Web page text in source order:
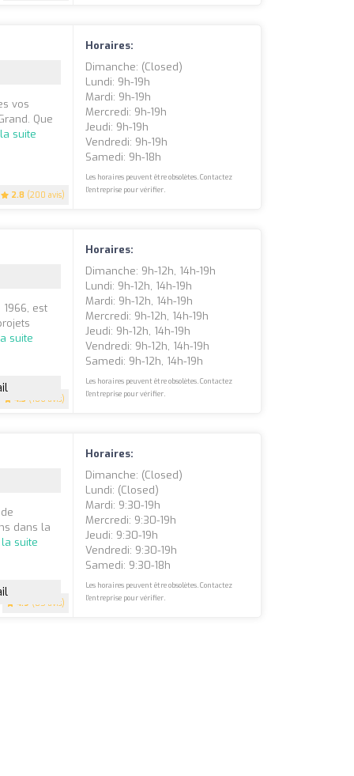
2.8 (200 avis)
vos
Que
suite
Horaires:
Dimanche: (closed)
Lundi: 9h-19h
Mardi: 9h-19h
Mercredi: 9h-19h
Jeudi: 9h-19h
Vendredi: 9h-19h
Samedi: 9h-18h
Les horaires peuvent être obsolètes. Contactez
l'entreprise pour vérifier.
4.3 (106 avis)
est
suite
Horaires:
Dimanche: 9h-12h, 14h-19h
Lundi: 9h-12h, 14h-19h
Mardi: 9h-12h, 14h-19h
Mercredi: 9h-12h, 14h-19h
Jeudi: 9h-12h, 14h-19h
Vendredi: 9h-12h, 14h-19h
Samedi: 9h-12h, 14h-19h
Les horaires peuvent être obsolètes. Contactez
l'entreprise pour vérifier.
4.9 (85 avis)
dans la
suite
Horaires:
Dimanche: (closed)
Lundi: (closed)
Mardi: 9:30-19h
Mercredi: 9:30-19h
Jeudi: 9:30-19h
Vendredi: 9:30-19h
Samedi: 9:30-18h
Les horaires peuvent être obsolètes. Contactez
l'entreprise pour vérifier.